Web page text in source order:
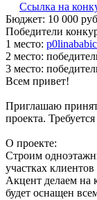
Ссылка на
Бюджет: 10 000 руб
Победители
1 место:
2 место:
3 место:
Всем привет!
Приглашаю
проекта.
О проекте:
Строим
участках
Акцент делаем на
будет оснащен